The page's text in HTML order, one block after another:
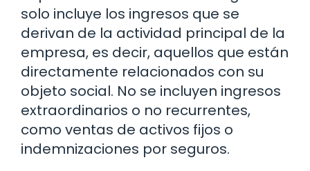
solo incluye los ingresos que se
derivan de la actividad principal de la
empresa, es decir, aquellos que están
directamente relacionados con su
objeto social. No se incluyen ingresos
extraordinarios o no recurrentes,
como ventas de activos fijos o
indemnizaciones por seguros.